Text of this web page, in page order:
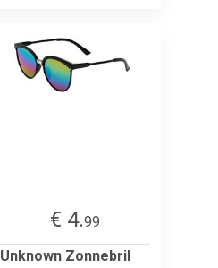
€ 4.99
Unknown Zonnebril